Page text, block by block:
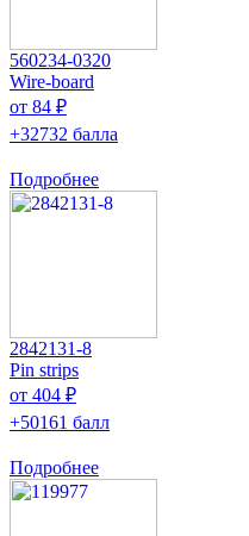
560234-0320
Wire-board
от 84 ₽
+32732 балла
Подробнее
2842131-8
Pin strips
от 404 ₽
+50161 балл
Подробнее